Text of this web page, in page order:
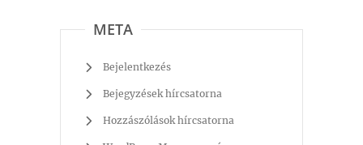
META
Bejelentkezés
Bejegyzések hírcsatorna
Hozzászólások hírcsatorna